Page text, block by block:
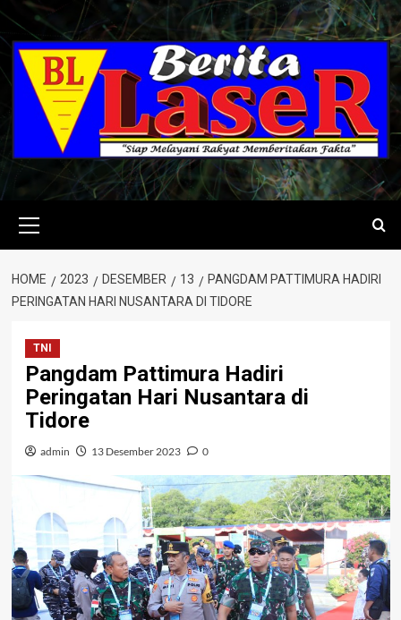
Skip
to
content
Menu
HOME 2023 DESEMBER 13
PANGDAM PATTIMURA HADIRI
PERINGATAN HARI NUSANTARA DI TIDORE
TNI
Pangdam Pattimura Hadiri
Peringatan Hari Nusantara di
Tidore
admin 13 Desember 2023 0